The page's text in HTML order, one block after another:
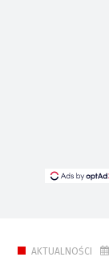
AKTUALNOŚCI